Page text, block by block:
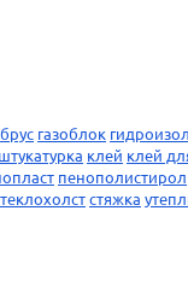
брус газоблок
клей клей
пенополистирол
стяжка